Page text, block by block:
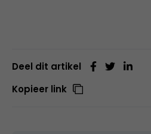
Deel dit artikel
Kopieer link